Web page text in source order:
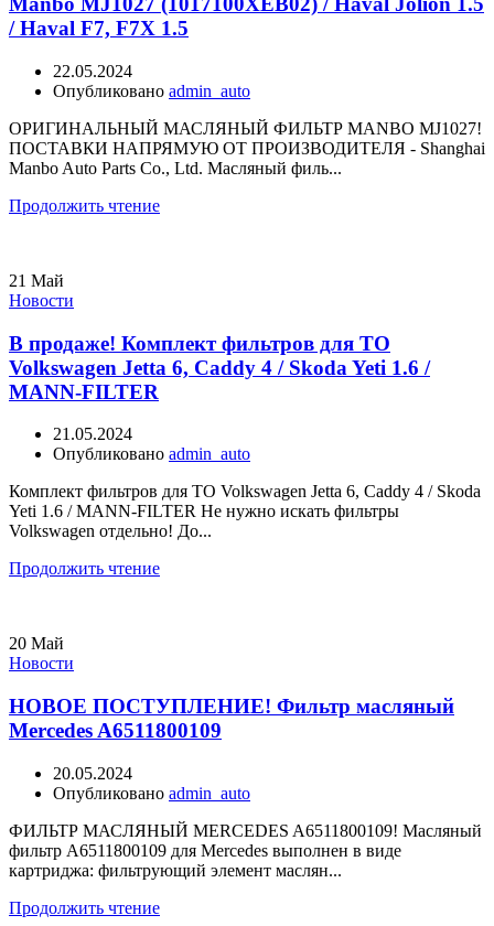
/ Haval F7, F7X 1.5
22.05.2024
Опубликовано admin_auto
ОРИГИНАЛЬНЫЙ МАСЛЯНЫЙ ФИЛЬТР MANBO MJ1027!
ПОСТАВКИ НАПРЯМУЮ ОТ ПРОИЗВОДИТЕЛЯ - Shanghai
Manbo Auto Parts Co., Ltd. Масляный филь...
Продолжить чтение
21 Май
Новости
В продаже! Комплект фильтров для ТО
Volkswagen Jetta 6, Caddy 4 / Skoda Yeti 1.6 /
MANN-FILTER
21.05.2024
Опубликовано admin_auto
Комплект фильтров для ТО Volkswagen Jetta 6, Caddy 4 / Skoda
Yeti 1.6 / MANN-FILTER Не нужно искать фильтры
Volkswagen отдельно! До...
Продолжить чтение
20 Май
Новости
НОВОЕ ПОСТУПЛЕНИЕ! Фильтр масляный
Mercedes A6511800109
20.05.2024
Опубликовано admin_auto
ФИЛЬТР МАСЛЯНЫЙ MERCEDES A6511800109! Масляный
фильтр A6511800109 для Mercedes выполнен в виде
картриджа: фильтрующий элемент маслян...
Продолжить чтение